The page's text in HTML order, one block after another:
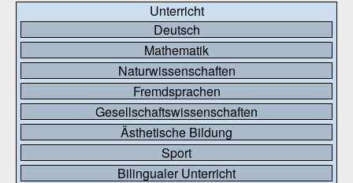
Unterricht
Deutsch
Mathematik
Naturwissenschaften
Fremdsprachen
Gesellschaftswissenschaften
Ästhetische Bildung
Sport
Bilingualer Unterricht